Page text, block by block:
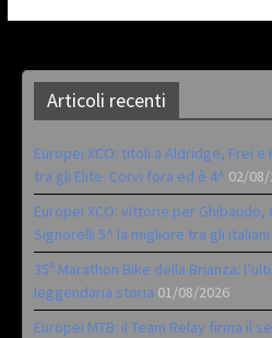
Articoli recenti
Europei XCO: titoli a Aldridge, Frei
tra gli Elite. Corvi fora ed è 4^ 02/
Europei XCO: vittorie per Ghibaudo,
Signorelli 5^ la migliore tra gli italiani
35ª Marathon Bike della Brianza:
leggendaria storia 01/08/2026
Europei MTB: il Team Relay firma il